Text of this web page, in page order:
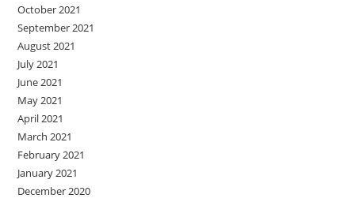
October 2021
September 2021
August 2021
July 2021
June 2021
May 2021
April 2021
March 2021
February 2021
January 2021
December 2020